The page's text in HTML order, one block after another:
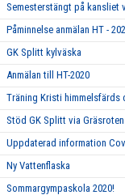
Semesterstängt på kansliet
Påminnelse anmälan HT -
GK Splitt kylväska
Anmälan till HT-2020
Träning Kristi himmelsfärds
Stöd GK Splitt via Gräsroten
Uppdaterad information
Ny Vattenflaska
Sommargympaskola 2020!